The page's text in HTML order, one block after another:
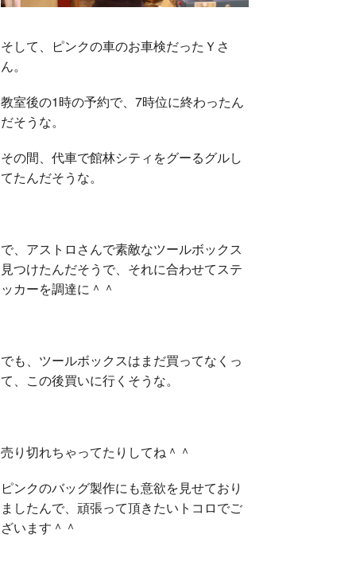
そして、ピンクの車のお車検だったＹさ
ん。
教室後の1時の予約で、7時位に終わったん
だそうな。
その間、代車で館林シティをグーるグルし
てたんだそうな。
で、アストロさんで素敵なツールボックス
見つけたんだそうで、それに合わせてステ
ッカーを調達に＾＾
でも、ツールボックスはまだ買ってなくっ
て、この後買いに行くそうな。
売り切れちゃってたりしてね＾＾
ピンクのバッグ製作にも意欲を見せており
ましたんで、頑張って頂きたいトコロでご
ざいます＾＾